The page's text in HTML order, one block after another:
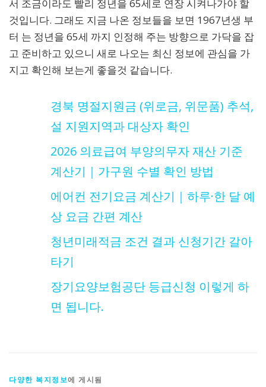
서 조금이라도 빨리 정년을 65세로 연장 시켜나가야 할
것입니다. 그래도 지금 나온 정보들을 보면 1967년생 부
터 는 정년을 65세 까지 인정해 주는 방향으로 가닥을 잡
고 준비하고 있으니 새로 나오는 최신 정보에 관심을 가
지고 확인해 보는게 좋을것 같습니다.
경북 명절지원금 (위로금, 위문품) 추석,
설 지원지역과 대상자 확인
2026 의료급여 부양의무자 재산 기준
계산기｜가구원 수별 확인 방법
에어컨 전기요금 계산기｜하루·한 달 예
상 요금 간편 계산
청년미래적금 조건 결과 신청기간 갈아
타기
장기요양보험공단 등급신청 이렇게 하
면 됩니다.
다양한 복지정보에 게시됨